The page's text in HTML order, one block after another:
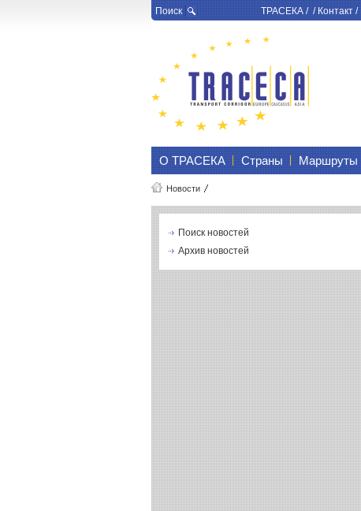
Поиск ТРАСЕКА/ /Контакт/
О ТРАСЕКА Страны Маршруты
Новости
Поиск новостей
Архив новостей